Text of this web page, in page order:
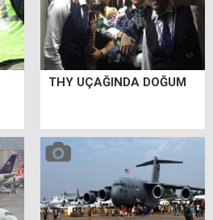
THY UÇAĞINDA DOĞUM